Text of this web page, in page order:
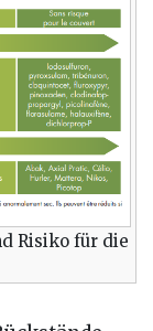
Risiko für die